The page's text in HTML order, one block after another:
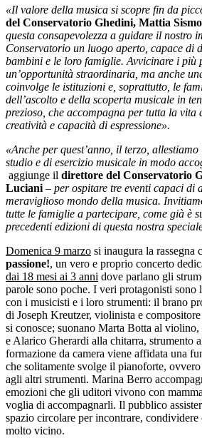
«Il valore della musica si scopre fin da
del Conservatorio Ghedini, Mattia
questa consapevolezza a guidare il nostro
Conservatorio un luogo aperto, capace di
bambini e le loro famiglie. Avvicinare i più
un’opportunità straordinaria, ma anche
coinvolge le istituzioni e, soprattutto, le
dell’ascolto e della scoperta musicale in
prezioso, che accompagna per tutta la vita
creatività e capacità di espressione».
«Anche per quest’anno, il terzo,
studio e di esercizio musicale in modo
aggiunge il direttore del Conservatorio
Luciani – per ospitare tre eventi capaci di
meraviglioso mondo della musica.
tutte le famiglie a partecipare, come già è
precedenti edizioni di questa nostra
Domenica 9 marzo si inaugura la rassegna
passione!, un vero e proprio concerto
dai 18 mesi ai 3 anni dove parlano gli
parole sono poche. I veri protagonisti sono
con i musicisti e i loro strumenti: il brano
di Joseph Kreutzer, violinista e
si conosce; suonano Marta Botta al
e Alarico Gherardi alla chitarra, strumento
formazione da camera viene affidata una
che solitamente svolge il pianoforte,
agli altri strumenti. Marina Berro
emozioni che gli uditori vivono con
voglia di accompagnarli. Il pubblico
spazio circolare per incontrare, condividere
molto vicino.